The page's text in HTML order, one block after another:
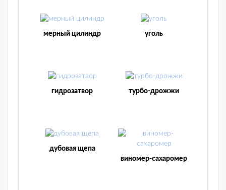
мерный цилиндр уголь
гидрозатвор турбо-дрожжи
дубовая щепа
виномер-сахаромер